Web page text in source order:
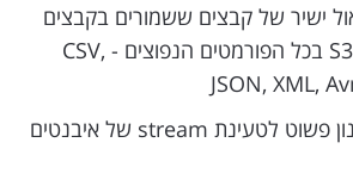
ישיר של קבצים ששמורים בקבצים
ב- S3 / GS / BLOBS בכל הפורמטים הנפוצים - CSV,
JSON, XML,
- מנגנון פשוט לטעינת stream של איבנטים